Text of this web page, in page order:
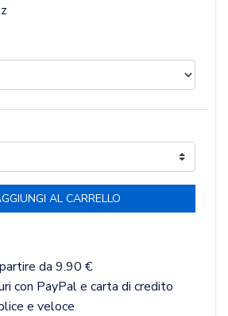
AL CARRELLO
da 9.90 €
con PayPal e carta di credito
e veloce